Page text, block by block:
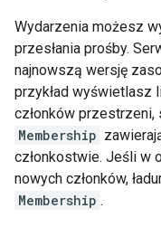
Wydarzenia możesz
przesłania prośby.
najnowszą wersję
przykład wyświetlasz
członków
Membership
członkostwie. Jeśli w
nowych członków,
Membership .